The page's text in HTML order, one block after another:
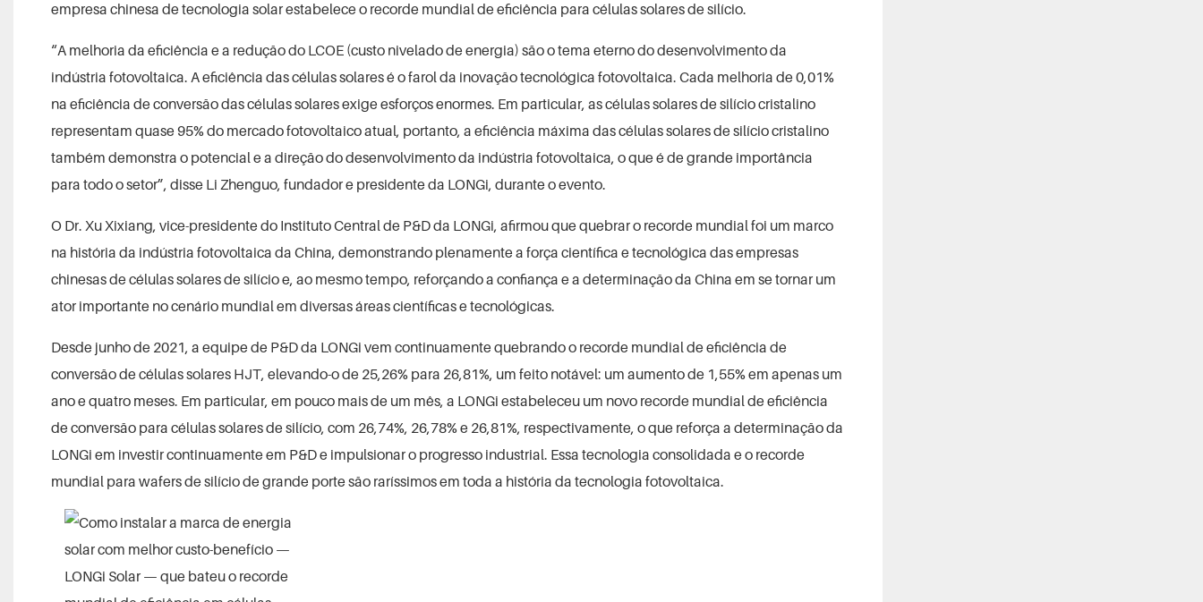
empresa chinesa de tecnologia solar estabelece o recorde mundial de eficiência para células solares de silício.
“A melhoria da eficiência e a redução do LCOE (custo nivelado de energia) são o tema eterno do desenvolvimento da
indústria fotovoltaica. A eficiência das células solares é o farol da inovação tecnológica fotovoltaica. Cada melhoria de 0,01%
na eficiência de conversão das células solares exige esforços enormes. Em particular, as células solares de silício cristalino
representam quase 95% do mercado fotovoltaico atual, portanto, a eficiência máxima das células solares de silício cristalino
também demonstra o potencial e a direção do desenvolvimento da indústria fotovoltaica, o que é de grande importância
para todo o setor”, disse Li Zhenguo, fundador e presidente da LONGi, durante o evento.
O Dr. Xu Xixiang, vice-presidente do Instituto Central de P&D da LONGi, afirmou que quebrar o recorde mundial foi um marco
na história da indústria fotovoltaica da China, demonstrando plenamente a força científica e tecnológica das empresas
chinesas de células solares de silício e, ao mesmo tempo, reforçando a confiança e a determinação da China em se tornar um
ator importante no cenário mundial em diversas áreas científicas e tecnológicas.
Desde junho de 2021, a equipe de P&D da LONGi vem continuamente quebrando o recorde mundial de eficiência de
conversão de células solares HJT, elevando-o de 25,26% para 26,81%, um feito notável: um aumento de 1,55% em apenas um
ano e quatro meses. Em particular, em pouco mais de um mês, a LONGi estabeleceu um novo recorde mundial de eficiência
de conversão para células solares de silício, com 26,74%, 26,78% e 26,81%, respectivamente, o que reforça a determinação da
LONGi em investir continuamente em P&D e impulsionar o progresso industrial. Essa tecnologia consolidada e o recorde
mundial para wafers de silício de grande porte são raríssimos em toda a história da tecnologia fotovoltaica.